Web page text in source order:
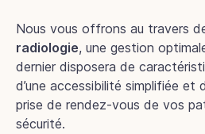
Nous vous offrons au travers
radiologie, une gestion
dernier disposera de
d’une accessibilité simplifiée et
prise de rendez-vous de vos
sécurité.